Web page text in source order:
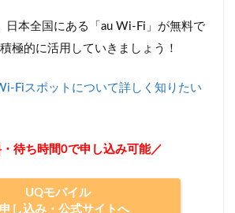
日本全国にある「au Wi-Fi」が無料で
極的に活用していきましょう！
Fiスポットについて詳しく知りたい
待ち時間0で申し込み可能／
UQモバイル
し込み・公式サイトへ